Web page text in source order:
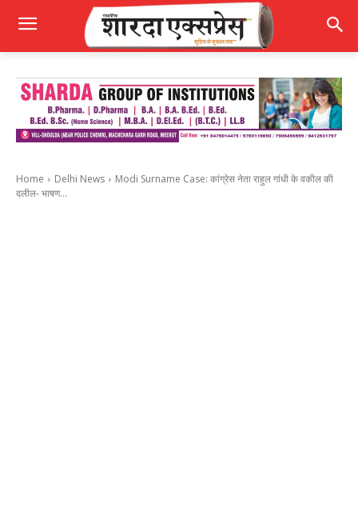
Home Delhi News
Modi Surname Case: कांग्रेस नेता राहुल गांधी के वकील की
दलील- भाषण...